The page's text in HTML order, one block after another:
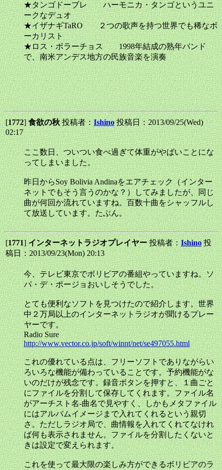
★タンゴドーブレ ハーモニカ・タンゴというユニ
ークなデュオ
★イザナギTaRO ２つの歌声を持つ世界でも稀なボ
ーカリスト
★ロス・ボラーチョス 1998年結成の熟年バンド
で、南米アンデス地方の民族音楽を演奏
[1772]食欲の秋投稿者：Ishino 投稿日：2013/09/25(Wed)
02:17
ここ数日、ついつい食べ過ぎて体重がやばいことにな
ってしまいました。
昨日からSoy Bolivia Andinaをエアチェック（インター
ネットでもそう言うのかな？）してみましたが、同じ
曲が何回か流れていますね。百数十曲をシャッフルし
て放送しています。たぶん。
[1771]インターネットラジオプレイヤー投稿者：Ishino 投
稿日：2013/09/23(Mon) 20:13
今、テレビ東京でボリビアの番組やっていますね。ソ
パ・デ・ポージョおいしそうでした。
とても便利なソフトを見つけたので紹介します。世界
中２万局以上のインターネットラジオが聞けるプレー
ヤーです。
Radio Sure
http://www.vector.co.jp/soft/winnt/net/se497055.html
これの優れている点は、フリーソフトでありながらい
ろいろな機能が備わっていることです。予約機能がな
いのだけが残念です。録音ボタンを押すと、１曲ごと
にファイルを分割して保存してくれます。ファイル名
がアーチスト名-曲名で見やすく、しかもメタファイル
にはアルバムイメージまで入れてくれるという親切
さ。ただしラジオ局で、曲情報を入れてくれてなけれ
ば何も表示されません。ファイルを分割したくないと
きは設定で変えられます。
これを使って最大限の楽しみ方ができるボリビアのラ